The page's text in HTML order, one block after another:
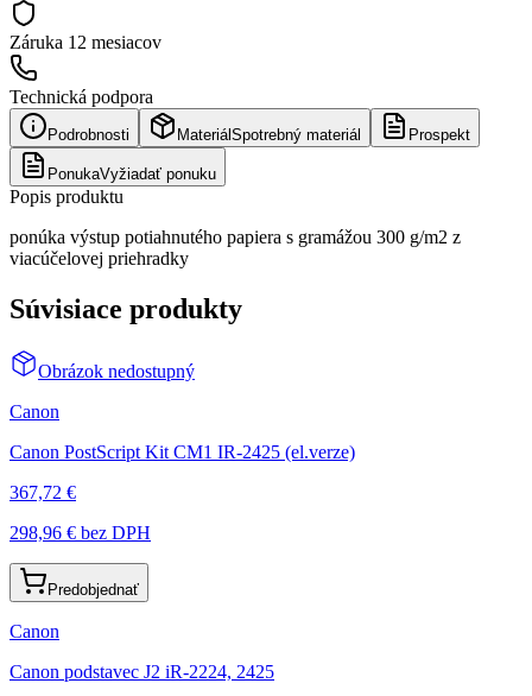
Záruka 12 mesiacov
Technická podpora
Podrobnosti Materiál Spotrebný materiál Prospekt
PonukaVyžiadať ponuku
Popis produktu
ponúka výstup potiahnutého papiera s gramážou 300 g/m2 z
viacúčelovej priehradky
Súvisiace produkty
Obrázok nedostupný
Canon
Canon PostScript Kit CM1 IR-2425 (el.verze)
367,72 €
298,96 € bez DPH
Predobjednať
Canon
Canon podstavec J2 iR-2224, 2425